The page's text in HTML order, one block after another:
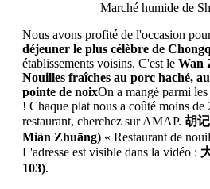
Marché humide de
Nous avons profité de l'occasion
déjeuner le plus célèbre de
établissements voisins. C'est le Wan
Nouilles fraîches au porc haché,
pointe de noixOn a mangé parmi
! Chaque plat nous a coûté moins de
restaurant, cherchez sur AMAP. 胡
Miàn Zhuāng) « Restaurant de
L'adresse est visible dans la vidéo :
103).